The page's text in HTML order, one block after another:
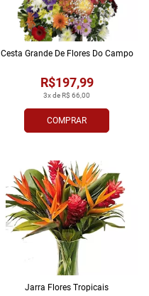
COMPRAR
3x de R$ 66,00
R$197,99
Cesta Grande De Flores Do Campo
Jarra Flores Tropi­cais